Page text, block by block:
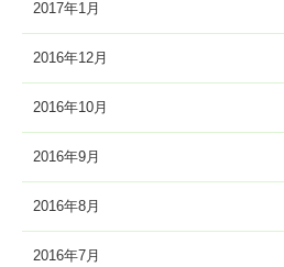
2017年1月
2016年12月
2016年10月
2016年9月
2016年8月
2016年7月